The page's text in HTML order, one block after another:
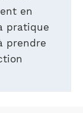
en
pratique
prendre